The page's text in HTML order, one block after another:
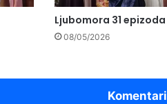
Ljubomora 31 epizoda
08/05/2026
Komentari